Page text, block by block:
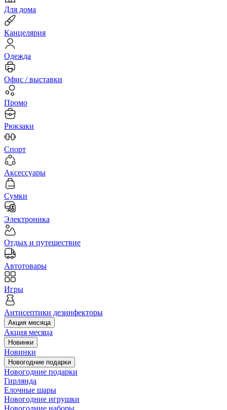
Для дома
Канцелярия
Одежда
Офис / выставки
Промо
Рюкзаки
Спорт
Аксессуары
Сумки
Электроника
Отдых и путешествие
Автотовары
Игры
Антисептики дезинфекторы
Акция месяца
Акция месяца
Новинки
Новинки
Новогодние подарки
Новогодние подарки
Гирлянда
Елочные шары
Новогодние игрушки
Новогодние наборы